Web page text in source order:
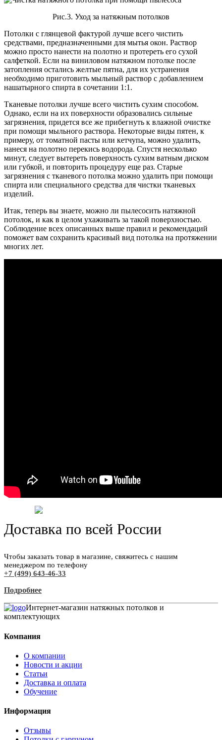
Рис.3. Уход за натяжным потолков
Потолки с глянцевой фактурой лучше всего чистить
средствами, предназначенными для мытья окон. Раствор
можно просто нанести на полотно и протереть его сухой
салфеткой. Если на виниловом натяжном потолке после
затопления остались желтые пятна, для их устранения
необходимо приготовить мыльный раствор с добавлением
нашатырного спирта в сочетании 1:1.
Тканевые потолки лучше всего чистить сухим способом.
Однако, если на их поверхности образовались сильные
загрязнения, придется все же прибегнуть к влажной очистке
при помощи мыльного раствора. Некоторые виды пятен, к
примеру, от томатной пасты или кетчупа, можно удалить,
нанеся на полотно перекись водорода. Спустя несколько
минут, следует вытереть поверхность сухим ватным диском
или губкой, и повторить процедуру еще раз. Старые
загрязнения с тканевого потолка можно удалить при помощи
спирта или специального средства для чистки тканевых
изделий.
Итак, теперь вы знаете, можно ли пылесосить натяжной
потолок, и как в целом ухаживать за такой поверхностью.
Соблюдение всех описанных выше правил и рекомендаций
поможет вам сохранить красивый вид потолка на протяжении
многих лет.
Доставка по всей России
Чтобы заказать товар в магазине, свяжитесь с нашим
менеджером по телефону
+7 (499) 643-46-33
Подробнее
Интернет-магазин натяжных потолков и
комплектующих
Компания
О компании
Новости и акции
Статьи
Доставка и оплата
Обучение
Информация
Отзывы